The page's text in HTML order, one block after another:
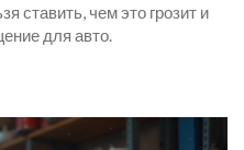
ставить, чем это грозит и
для авто.